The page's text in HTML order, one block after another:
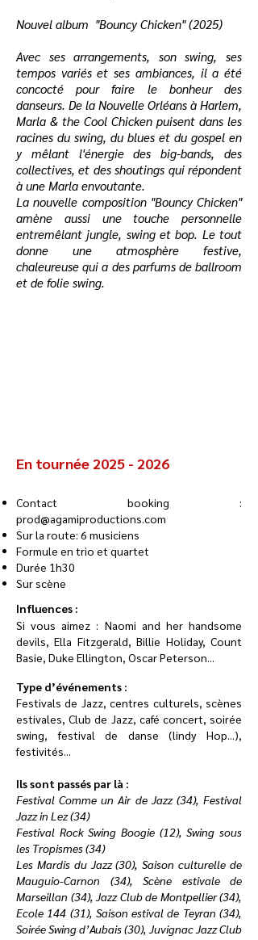
Nouvel album "Bouncy Chicken"​ (2025)
Avec ses arrangements, son swing, ses
tempos variés et ses ambiances, il a été
concocté pour faire le bonheur des
danseurs. De la Nouvelle Orléans à Harlem,
Marla & the Cool Chicken puisent dans les
racines du swing, du blues et du gospel en
y mêlant l'énergie des big-bands, des
collectives, et des shoutings qui répondent
à une Marla envoutante.
La nouvelle composition "Bouncy Chicken"
amène aussi une touche personnelle
entremêlant jungle, swing et bop. Le tout
donne une atmosphère festive,
chaleureuse qui a des parfums de ballroom
et de folie swing.
En tournée2025 - 2026
Contact booking :
prod@agamiproductions.com
Sur la route: 6 musiciens
Formule en trio et quartet
Durée 1h30
Sur scène
Influences :
Si vous aimez : Naomi and her handsome
devils, Ella Fitzgerald, Billie Holiday, Count
Basie, Duke Ellington, Oscar Peterson...
​Type d’événements :
Festivals de Jazz, centres culturels, scènes
estivales, Club de Jazz, café concert, soirée
swing, festival de danse (lindy Hop...),
festivités...
Ils sont passés par là :
Festival Comme un Air de Jazz (34), Festival
Jazz in Lez (34)
Festival Rock Swing Boogie (12), Swing sous
les Tropismes (34)
Les Mardis du Jazz (30), Saison culturelle de
Mauguio-Carnon (34), Scène estivale de
Marseillan (34), Jazz Club de Montpellier (34),
Ecole 144 (31), Saison estival de Teyran (34),
Soirée Swing d’Aubais (30), Juvignac Jazz Club